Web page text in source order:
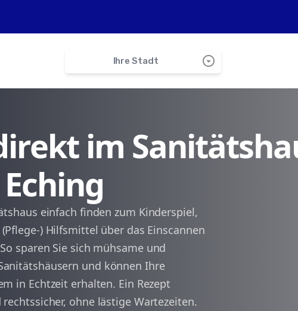
Ihre Stadt arrow_drop_down_circle
Neufahrn
Moosmühle
Garching
Unterschleißheim
arrow_back 1 arrow_forward
im
einfach finden zum Kinderspiel,
) Hilfsmittel über das Einscannen
sparen Sie sich mühsame und
und können Ihre
in Echtzeit erhalten. Ein Rezept
ohne lästige Wartezeiten.